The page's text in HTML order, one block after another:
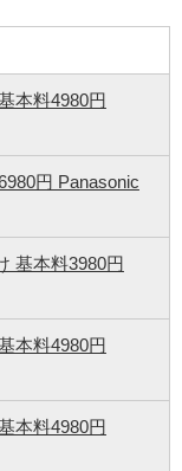
本料4980円
円 Panasonic
基本料3980円
本料4980円
本料4980円